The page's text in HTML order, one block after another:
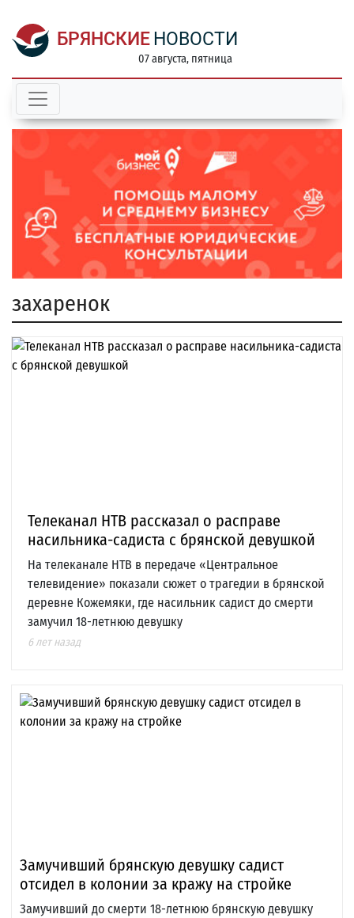
БРЯНСКИЕ НОВОСТИ
07 августа, пятница
захаренок
Телеканал НТВ рассказал о расправе
насильника-садиста с брянской девушкой
На телеканале НТВ в передаче «Центральное
телевидение» показали сюжет о трагедии в брянской
деревне Кожемяки, где насильник садист до смерти
замучил 18-летнюю девушку
6 лет назад
Замучивший брянскую девушку садист
отсидел в колонии за кражу на стройке
Замучивший до смерти 18-летнюю брянскую девушку